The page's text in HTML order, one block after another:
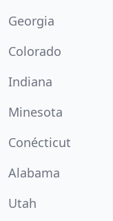
Georgia
Colorado
Indiana
Minesota
Conécticut
Alabama
Utah